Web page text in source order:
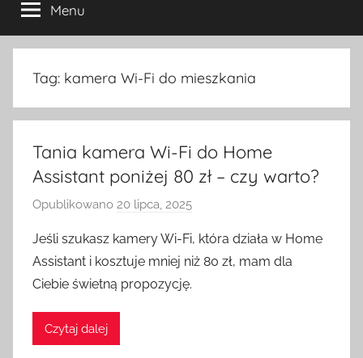
Menu
Tag: kamera Wi-Fi do mieszkania
Tania kamera Wi-Fi do Home
Assistant poniżej 80 zł – czy warto?
Opublikowano 20 lipca, 2025
z
e
Jeśli szukasz kamery Wi-Fi, która działa w Home
Assistant i kosztuje mniej niż 80 zł, mam dla
Ciebie świetną propozycję.
Czytaj dalej